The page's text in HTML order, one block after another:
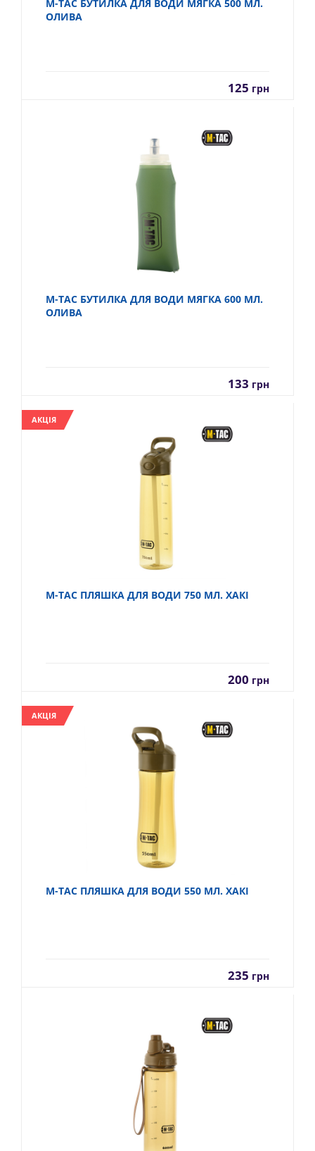
M-TAC БУТИЛКА ДЛЯ ВОДИ МЯГКА 500 МЛ.
ОЛИВА
125 грн
M-TAC БУТИЛКА ДЛЯ ВОДИ МЯГКА 600 МЛ.
ОЛИВА
133 грн
АКЦІЯ
M-TAC ПЛЯШКА ДЛЯ ВОДИ 750 МЛ. ХАКІ
200 грн
АКЦІЯ
M-TAC ПЛЯШКА ДЛЯ ВОДИ 550 МЛ. ХАКІ
235 грн